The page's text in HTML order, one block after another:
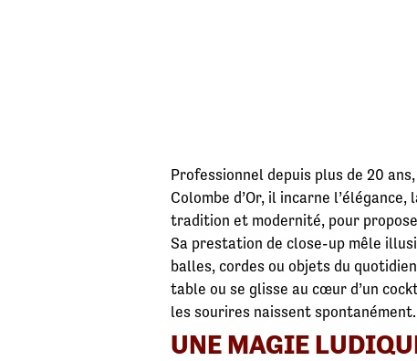
Professionnel depuis plus de 20
Colombe d’Or, il incarne
tradition et modernité, pour
Sa prestation de close-up mêle
balles, cordes ou objets du
table ou se glisse au cœur d’un
les sourires naissent spontanément.
UNE MAGIE